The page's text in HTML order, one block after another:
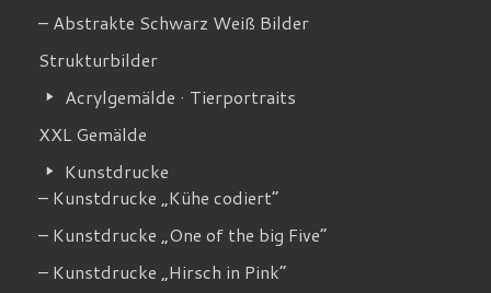
– Abstrakte Schwarz Weiß Bilder
Strukturbilder
Acrylgemälde · Tierportraits
XXL Gemälde
Kunstdrucke
– Kunstdrucke „Kühe codiert”
– Kunstdrucke „One of the big Five”
– Kunstdrucke „Hirsch in Pink”